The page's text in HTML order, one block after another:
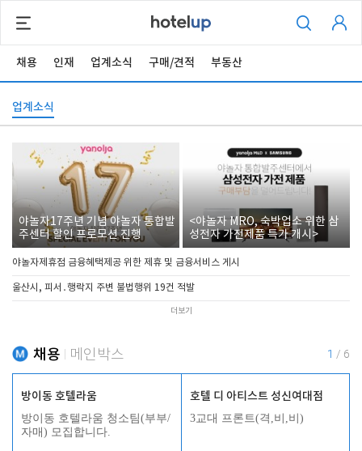
채용 인재 업계소식 구매/견적 부동산
업계소식
야놀자17주년 기념 야놀자 통합발
주센터 할인 프로모션 진행
<야놀자 MRO, 숙박업소 위한 삼
성전자 가전제품 특가 개시>
야놀자제휴점 금융혜택제공 위한 제휴 및 금융서비스 게시
울산시, 피서․행락지 주변 불법행위 19건 적발
더보기
채용 메인박스 1 / 6
방이동 호텔라움
방이동 호텔라움 청소팀(부부/
자매) 모집합니다.
호텔 디 아티스트 성신여대점
3교대 프론트(격,비,비)